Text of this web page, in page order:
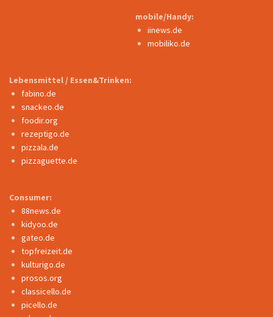
mobile/Handy:
iinews.de
mobiliko.de
Lebensmittel / Essen&Trinken:
fabino.de
snackeo.de
foodir.org
rezeptigo.de
pizzala.de
pizzaguette.de
Consumer:
88news.de
kidyoo.de
gateo.de
topfreizeit.de
kulturigo.de
prosos.org
classicello.de
picello.de